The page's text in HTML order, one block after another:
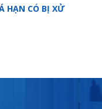
HẠN CÓ BỊ XỬ